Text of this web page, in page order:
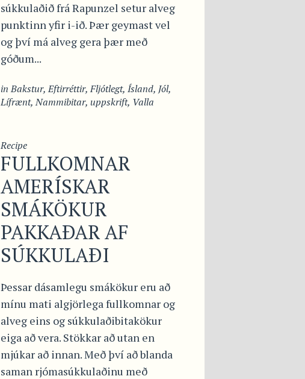
súkkulaðið frá Rapunzel setur alveg
punktinn yfir i-ið. Þær geymast vel
og því má alveg gera þær með
góðum...
inBakstur,Eftirréttir,Fljótlegt, Ísland, Jól,
Lífrænt,Nammibitar, uppskrift, Valla
Recipe
FULLKOMNAR
AMERÍSKAR
SMÁKÖKUR
PAKKAÐAR AF
SÚKKULAÐI
Þessar dásamlegu smákökur eru að
mínu mati algjörlega fullkomnar og
alveg eins og súkkulaðibitakökur
eiga að vera. Stökkar að utan en
mjúkar að innan. Með því að blanda
saman rjómasúkkulaðinu með